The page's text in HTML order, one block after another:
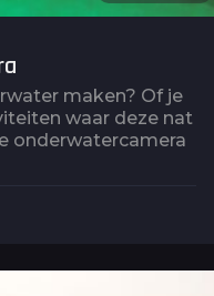
maken? Of je
waar deze nat
onderwatercamera